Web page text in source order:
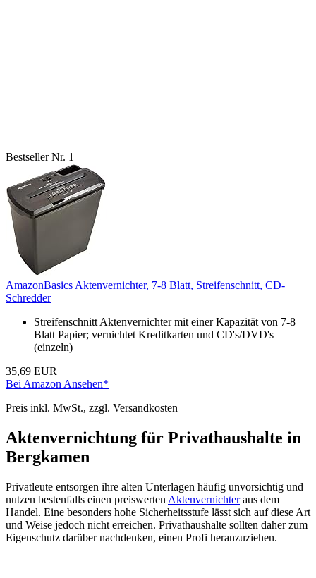
Bestseller Nr. 1
AmazonBasics Aktenvernichter, 7-8 Blatt, Streifenschnitt, CD-
Schredder
Streifenschnitt Aktenvernichter mit einer Kapazität von 7-8
Blatt Papier; vernichtet Kreditkarten und CD's/DVD's
(einzeln)
35,69 EUR
Bei Amazon Ansehen*
Preis inkl. MwSt., zzgl. Versandkosten
Aktenvernichtung für Privathaushalte in
Bergkamen
Privatleute entsorgen ihre alten Unterlagen häufig unvorsichtig und
nutzen bestenfalls einen preiswerten Aktenvernichteraus dem
Handel. Eine besonders hohe Sicherheitsstufe lässt sich auf diese Art
und Weise jedoch nicht erreichen. Privathaushalte sollten daher zum
Eigenschutz darüber nachdenken, einen Profi heranzuziehen.